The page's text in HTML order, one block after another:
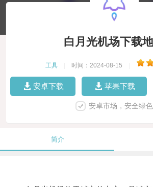
白月光机场下载
工具 时间：2024-08-15
安卓下载 苹果下载
安卓市场，安全绿色
简介